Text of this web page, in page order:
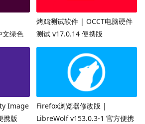
文绿色
烤鸡测试软件 | OCCT电脑硬件
测试 v17.0.14 便携版
Image
携版
Firefox浏览器修改版 |
LibreWolf v153.0.3-1 官方便携